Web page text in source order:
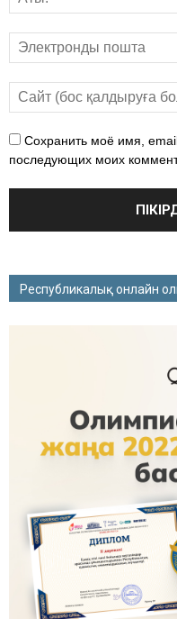
Сохранить моё имя,
последующих моих
Республикалық онлайн